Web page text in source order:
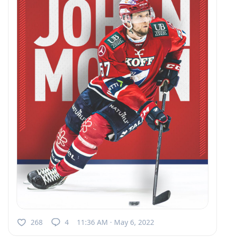
268 4 11:36 AM · May 6, 2022